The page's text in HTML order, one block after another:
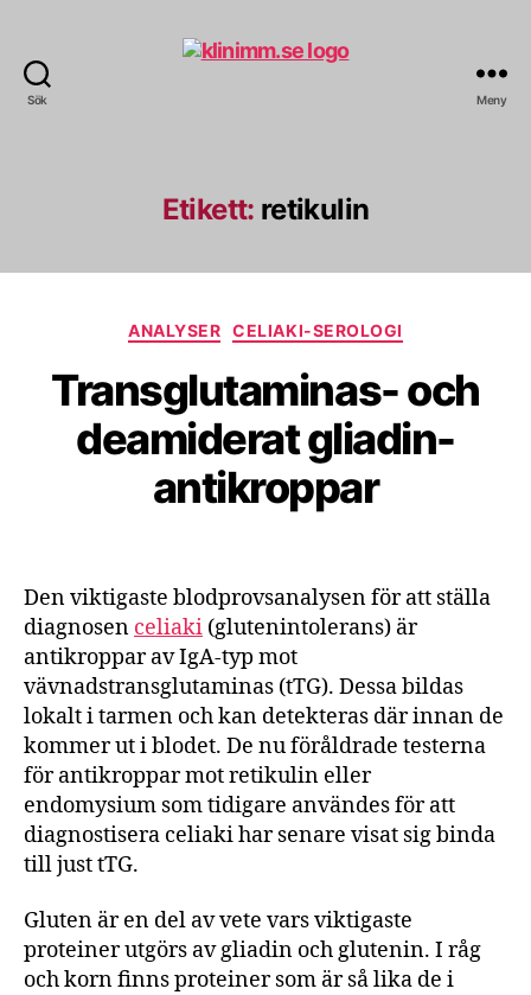
Sök Meny
Etikett: retikulin
Kategorier
ANALYSER CELIAKI-SEROLOGI
Transglutaminas- och
deamiderat gliadin-
antikroppar
Den viktigaste blodprovsanalysen för att ställa
diagnosen celiaki (glutenintolerans) är
antikroppar av IgA-typ mot
vävnadstransglutaminas (tTG). Dessa bildas
lokalt i tarmen och kan detekteras där innan de
kommer ut i blodet. De nu föråldrade testerna
för antikroppar mot retikulin eller
endomysium som tidigare användes för att
diagnostisera celiaki har senare visat sig binda
till just tTG.
Gluten är en del av vete vars viktigaste
proteiner utgörs av gliadin och glutenin. I råg
och korn finns proteiner som är så lika de i